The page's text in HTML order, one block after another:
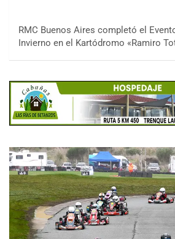
RMC Buenos Aires completó el
Invierno en el Kartódromo «Ramiro